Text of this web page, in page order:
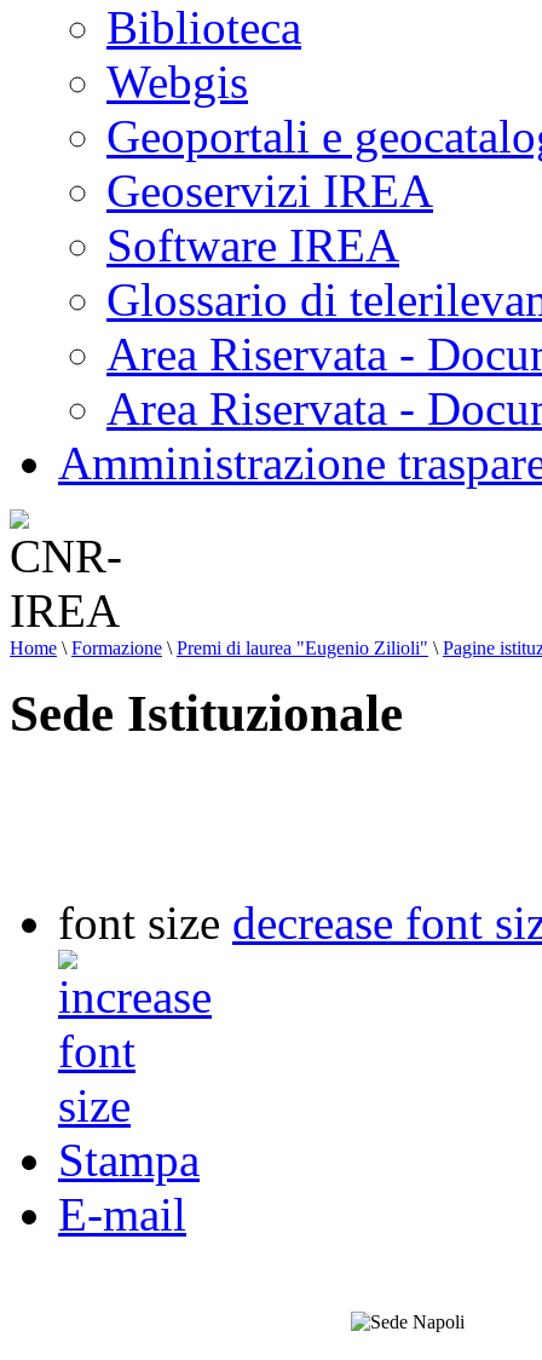
Biblioteca
Webgis
Geoportali e
Geoservizi IREA
Software IREA
Glossario di
Area Riservata -
Area Riservata -
Amministrazione
Home \ Formazione \ Premi di laurea "Eugenio Zilioli" \ Pagine
Sede Istituzionale
font size decrease font
Stampa
E-mail